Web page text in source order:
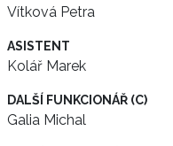
Vítková Petra
ASISTENT
Kolář Marek
DALŠÍ FUNKCIONÁŘ (C)
Galia Michal